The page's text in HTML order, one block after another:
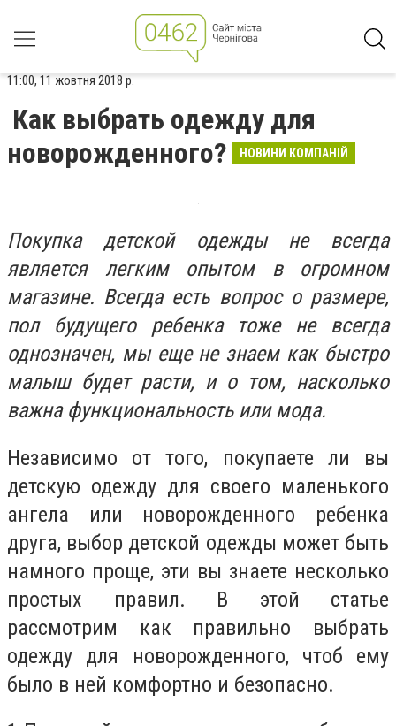
11:00, 11 жовтня 2018 р.
Как выбрать одежду для
новорожденного?
НОВИНИ КОМПАНІЙ
Покупка детской одежды не всегда
является легким опытом в огромном
магазине. Всегда есть вопрос о размере,
пол будущего ребенка тоже не всегда
однозначен, мы еще не знаем как быстро
малыш будет расти, и о том, насколько
важна функциональность или мода.
Независимо от того, покупаете ли вы
детскую одежду для своего маленького
ангела или новорожденного ребенка
друга, выбор детской одежды может быть
намного проще, эти вы знаете несколько
простых правил. В этой статье
рассмотрим как правильно выбрать
одежду для новорожденного, чтоб ему
было в ней комфортно и безопасно.